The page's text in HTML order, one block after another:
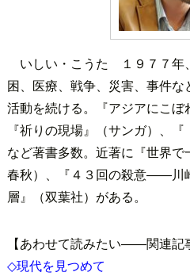
いしい・こうた １９７７年
困、医療、戦争、災害、事件
活動を続ける。『アジアにこぼ
『祈りの現場』（サンガ）、『
など著書多数。近著に『世界
春秋）、『４３回の殺意――川
層』（双葉社）がある。
【あわせて読みたい――関連記
◇現代を見つめて